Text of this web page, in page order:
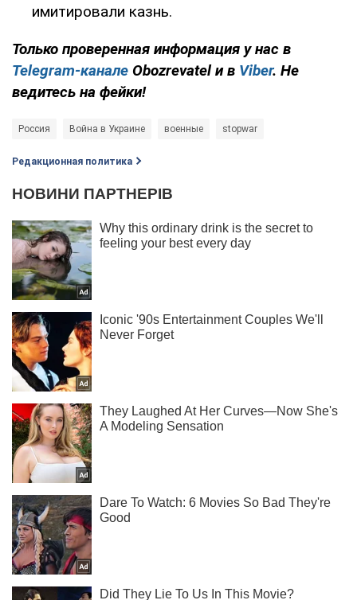
имитировали казнь.
Только проверенная информация у нас в
Telegram-канале Obozrevatel и в Viber. Не
ведитесь на фейки!
Россия Война в Украине военные stopwar
Редакционная политика